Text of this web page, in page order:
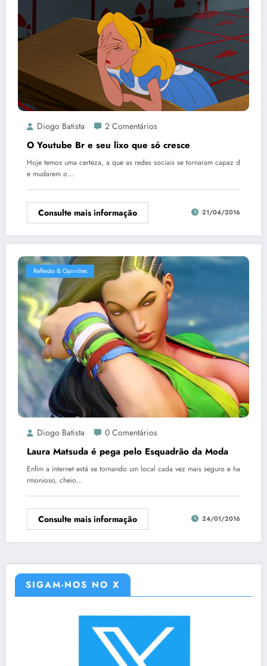
Diogo Batista 2 Comentários
O Youtube Br e seu lixo que só cresce
Hoje temos uma certeza, a que as redes sociais se tornaram capaz d
e mudarem o…
Consulte mais informação 21/04/2016
Reflexão & Opiniões
Diogo Batista 0 Comentários
Laura Matsuda é pega pelo Esquadrão da Moda
Enfim a internet está se tornando um local cada vez mais seguro e ha
rmonioso, cheio…
Consulte mais informação 24/01/2016
SIGAM-NOS NO X